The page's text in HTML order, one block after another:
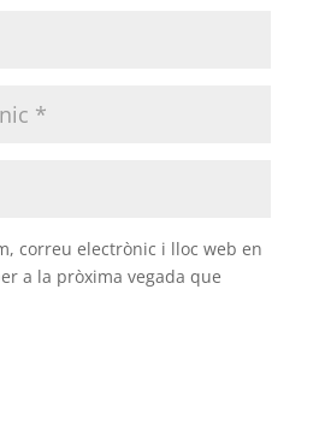
correu electrònic i lloc web en
a la pròxima vegada que